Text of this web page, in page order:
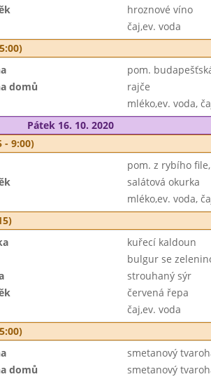
hroznové víno
čaj,ev. voda
pom.
domů
rajče
mléko,ev. voda,
Pátek 16. 10. 2020
- 9:00)
pom. z rybího
salátová okurka
mléko,ev. voda,
kuřecí kaldoun
bulgur se
strouhaný sýr
červená řepa
čaj,ev. voda
smetanový
domů
smetanový